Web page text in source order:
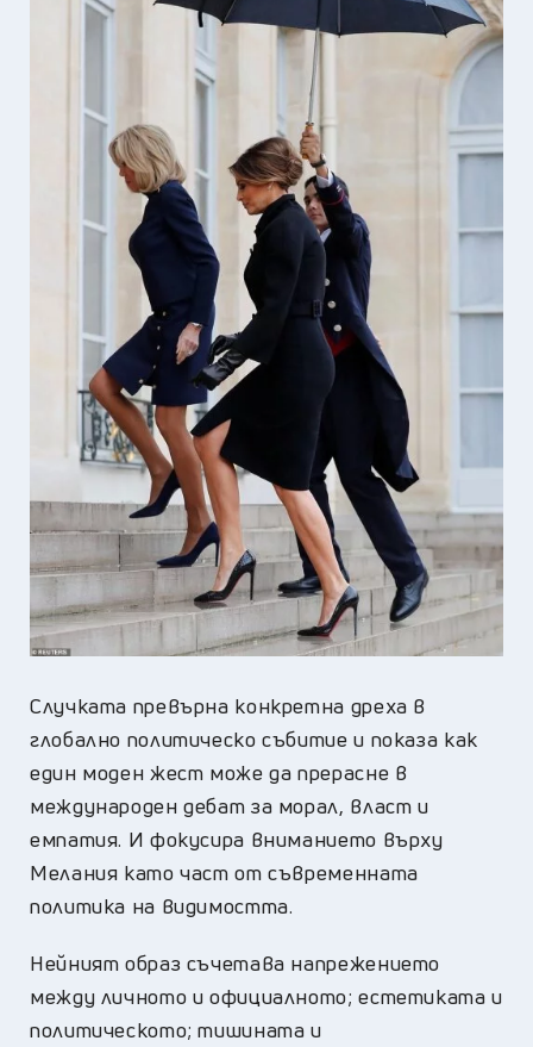
Случката превърна конкретна дреха в
глобално политическо събитие и показа как
един моден жест може да прерасне в
международен дебат за морал, власт и
емпатия. И фокусира вниманието върху
Мелания като част от съвременната
политика на видимостта.
Нейният образ съчетава напрежението
между личното и официалното; естетиката и
политическото; тишината и